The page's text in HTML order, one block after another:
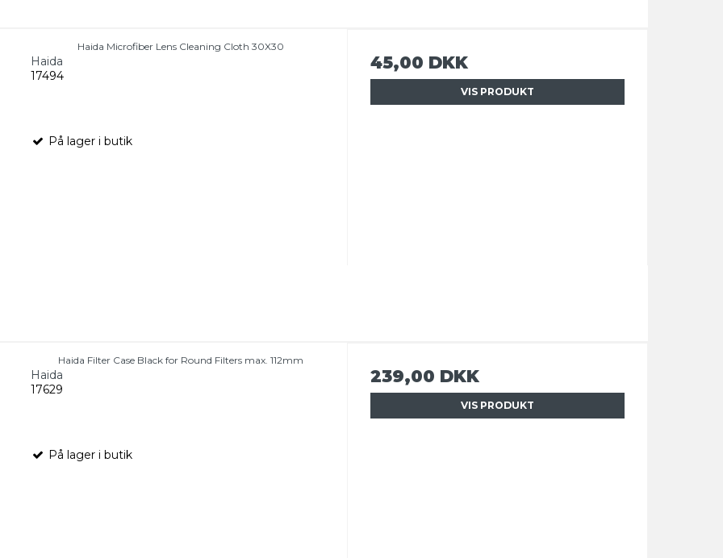
Haida Microfiber Lens Cleaning Cloth 30X30
Haida
17494
På lager i butik
45,00 DKK
VIS PRODUKT
Haida Filter Case Black for Round Filters max. 112mm
Haida
17629
På lager i butik
239,00 DKK
VIS PRODUKT